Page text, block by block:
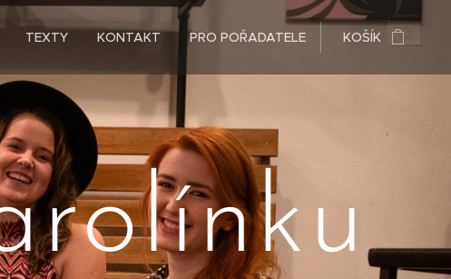
TEXTY KONTAKT PRO POŘADATELE KOŠÍK